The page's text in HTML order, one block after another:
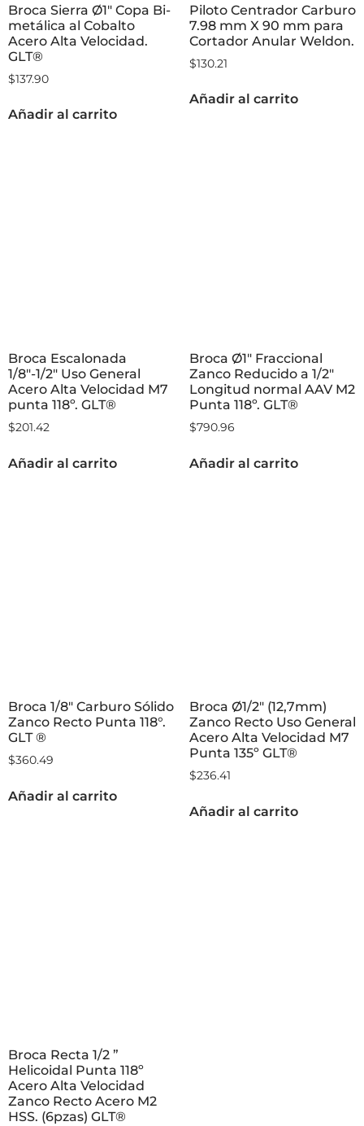
Broca Sierra Ø1″ Copa Bi-
metálica al Cobalto
Acero Alta Velocidad.
GLT®
$137.90
Añadir al carrito
Piloto Centrador Carburo
7.98 mm X 90 mm para
Cortador Anular Weldon.
$130.21
Añadir al carrito
Broca Escalonada
1/8″-1/2″ Uso General
Acero Alta Velocidad M7
punta 118º. GLT®
$201.42
Añadir al carrito
Broca Ø1″ Fraccional
Zanco Reducido a 1/2″
Longitud normal AAV M2
Punta 118º. GLT®
$790.96
Añadir al carrito
Broca 1/8″ Carburo Sólido
Zanco Recto Punta 118°.
GLT ®
$360.49
Añadir al carrito
Broca Ø1/2″ (12,7mm)
Zanco Recto Uso General
Acero Alta Velocidad M7
Punta 135º GLT®
$236.41
Añadir al carrito
Broca Recta 1/2 ”
Helicoidal Punta 118º
Acero Alta Velocidad
Zanco Recto Acero M2
HSS. (6pzas) GLT®